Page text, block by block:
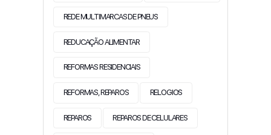
REDE MULTIMARCAS DE PNEUS
REDUCAÇÃO ALIMENTAR
REFORMAS RESIDENCIAIS
REFORMAS, REPAROS RELOGIOS
REPAROS REPAROS DE CELULARES